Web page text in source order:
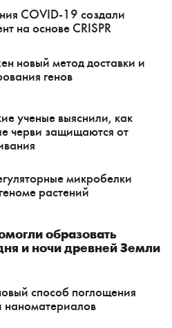
COVID-19 создали
на основе CRISPR
новый метод доставки и
генов
ученые выяснили, как
черви защищаются от
микробелки
растений
образовать
и ночи древней Земли
способ поглощения
наноматериалов